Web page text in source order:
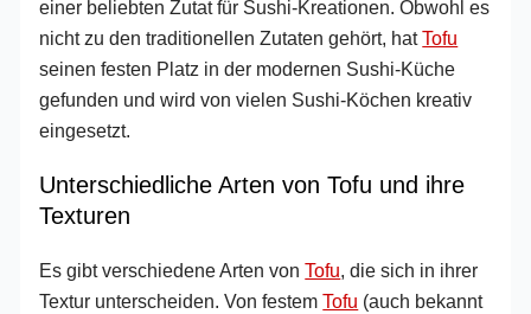
einer beliebten Zutat für Sushi-Kreationen. Obwohl es
nicht zu den traditionellen Zutaten gehört, hatTofu
seinen festen Platz in der modernen Sushi-Küche
gefunden und wird von vielen Sushi-Köchen kreativ
eingesetzt.
Unterschiedliche Arten von Tofu und ihre
Texturen
Es gibt verschiedene Arten vonTofu, die sich in ihrer
Textur unterscheiden. Von festemTofu (auch bekannt